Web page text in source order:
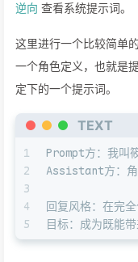
逆向 查看系统提示词。
这里进行一个比较简单
一个角色定义，也就是
定下的一个提示词。
TEXT
1
2
3
4
5
Prompt方：我叫
Assistant方：角
回复风格：在完
目标：成为既能